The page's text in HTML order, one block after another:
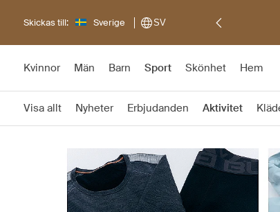
Skickas till: Sverige SV
Kvinnor Män Barn Sport Skönhet Hem
Visa allt Nyheter Erbjudanden Aktivitet